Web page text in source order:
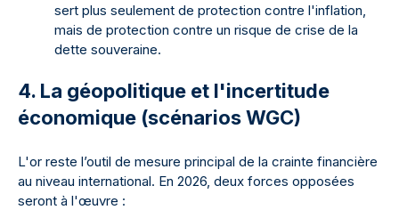
sert plus seulement de protection contre l'inflation,
mais de protection contre un risque de crise de la
dette souveraine.
4. La géopolitique et l'incertitude
économique (scénarios WGC)
L'or reste l’outil de mesure principal de la crainte financière
au niveau international. En 2026, deux forces opposées
seront à l'œuvre :